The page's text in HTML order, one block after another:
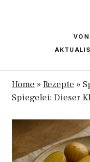
Home » Rezepte »
Spiegelei: Dieser